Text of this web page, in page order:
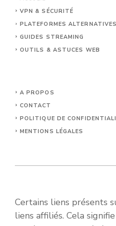
VPN & SÉCURITÉ
PLATEFORMES ALTERNATIVES
GUIDES STREAMING
OUTILS & ASTUCES WEB
A PROPOS
CONTACT
POLITIQUE DE
MENTIONS LÉGALES
Certains liens présents
liens affiliés. Cela